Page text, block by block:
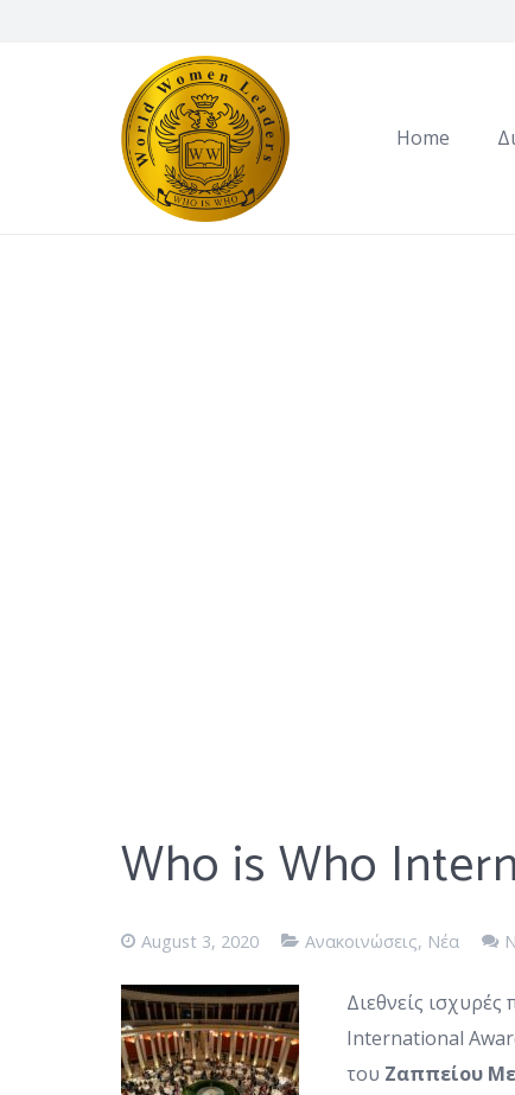
Home
Who is Who
August 3, 2020 Ανακοινώσεις, Νέα
Διεθνείς
International
του Ζαππείου